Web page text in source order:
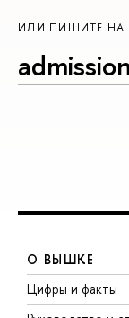
ИЛИ ПИШИТЕ НА
О ВЫШКЕ
Цифры и факты